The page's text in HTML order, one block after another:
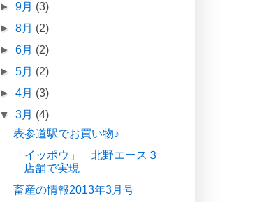
►9月 (3)
►8月 (2)
►6月 (2)
►5月 (2)
►4月 (3)
▼3月 (4)
表参道駅でお買い物♪
「イッポウ」 北野エース３
店舗で実現
畜産の情報2013年3月号